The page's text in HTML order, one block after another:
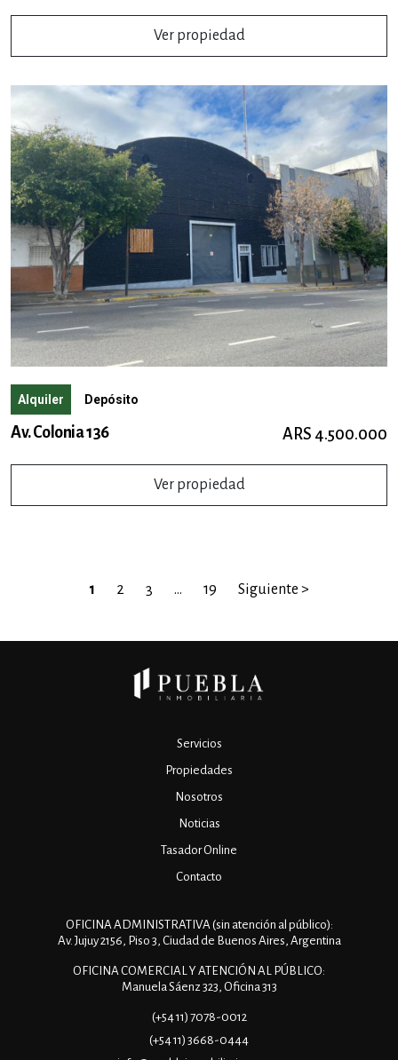
Ver propiedad
Alquiler Depósito
Av. Colonia 136 ARS 4.500.000
Ver propiedad
1 2 3 … 19 Siguiente >
Servicios
Propiedades
Nosotros
Noticias
Tasador Online
Contacto
OFICINA ADMINISTRATIVA (sin atención al público):
Av. Jujuy 2156, Piso 3, Ciudad de Buenos Aires, Argentina
OFICINA COMERCIAL Y ATENCIÓN AL PÚBLICO:
Manuela Sáenz 323, Oficina 313
(+54 11) 7078-0012
(+54 11) 3668-0444